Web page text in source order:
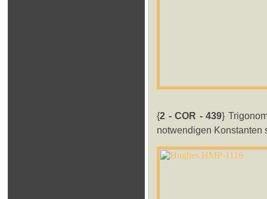
{2 - COR - 439}
notwendigen Konstanten